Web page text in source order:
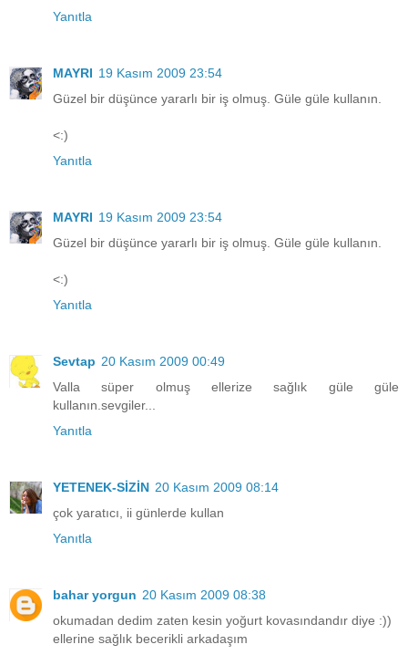
Yanıtla
MAYRI 19 Kasım 2009 23:54
Güzel bir düşünce yararlı bir iş olmuş. Güle güle kullanın.
<:)
Yanıtla
MAYRI 19 Kasım 2009 23:54
Güzel bir düşünce yararlı bir iş olmuş. Güle güle kullanın.
<:)
Yanıtla
Sevtap 20 Kasım 2009 00:49
Valla süper olmuş ellerize sağlık güle güle
kullanın.sevgiler...
Yanıtla
YETENEK-SİZİN 20 Kasım 2009 08:14
çok yaratıcı, ii günlerde kullan
Yanıtla
bahar yorgun 20 Kasım 2009 08:38
okumadan dedim zaten kesin yoğurt kovasındandır diye :))
ellerine sağlık becerikli arkadaşım